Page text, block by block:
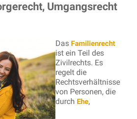
Umgangsrecht
Das Familienrecht
ist ein Teil des
Zivilrechts. Es
regelt die
Rechtsverhältnisse
von Personen, die
durch Ehe,